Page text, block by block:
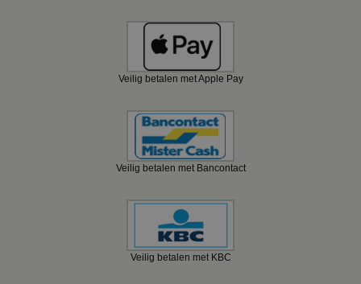
Veilig betalen met Apple Pay
Veilig betalen met Bancontact
Veilig betalen met KBC